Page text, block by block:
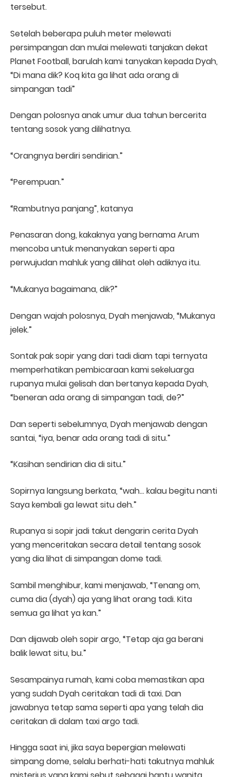
tersebut.
Setelah beberapa puluh meter melewati
persimpangan dan mulai melewati tanjakan dekat
Planet Football, barulah kami tanyakan kepada Dyah,
“Di mana dik? Koq kita ga lihat ada orang di
simpangan tadi”
Dengan polosnya anak umur dua tahun bercerita
tentang sosok yang dilihatnya.
“Orangnya berdiri sendirian.”
“Perempuan.”
“Rambutnya panjang”, katanya
Penasaran dong, kakaknya yang bernama Arum
mencoba untuk menanyakan seperti apa
perwujudan mahluk yang dilihat oleh adiknya itu.
“Mukanya bagaimana, dik?”
Dengan wajah polosnya, Dyah menjawab, “Mukanya
jelek.”
Sontak pak sopir yang dari tadi diam tapi ternyata
memperhatikan pembicaraan kami sekeluarga
rupanya mulai gelisah dan bertanya kepada Dyah,
“beneran ada orang di simpangan tadi, de?”
Dan seperti sebelumnya, Dyah menjawab dengan
santai, “iya, benar ada orang tadi di situ.”
“Kasihan sendirian dia di situ.”
Sopirnya langsung berkata, “wah… kalau begitu nanti
Saya kembali ga lewat situ deh.”
Rupanya si sopir jadi takut dengarin cerita Dyah
yang menceritakan secara detail tentang sosok
yang dia lihat di simpangan dome tadi.
Sambil menghibur, kami menjawab, “Tenang om,
cuma dia (dyah) aja yang lihat orang tadi. Kita
semua ga lihat ya kan.”
Dan dijawab oleh sopir argo, “Tetap aja ga berani
balik lewat situ, bu.”
Sesampainya rumah, kami coba memastikan apa
yang sudah Dyah ceritakan tadi di taxi. Dan
jawabnya tetap sama seperti apa yang telah dia
ceritakan di dalam taxi argo tadi.
Hingga saat ini, jika saya bepergian melewati
simpang dome, selalu berhati-hati takutnya mahluk